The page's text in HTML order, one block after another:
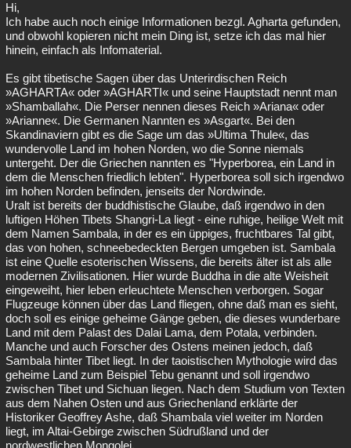
Hi,
Ich habe auch noch einige Informationen bezgl. Agharta gefunden,
und obwohl kopieren nicht mein Ding ist, setze ich das mal hier
hinein, einfach als Infomaterial.
Es gibt tibetische Sagen über das Unterirdischen Reich
»AGHARTA« oder »AGHARTI« und seine Hauptstadt nennt man
»Shamballah«. Die Perser nennen dieses Reich »Ariana« oder
»Arianne«. Die Germanen Nannten es »Asgart«. Bei den
Skandinaviern gibt es die Sage um das »Ultima Thule«, das
wundervolle Land im hohen Norden, wo die Sonne niemals
untergeht. Der die Griechen nannten es "Hyperborea, ein Land in
dem die Menschen friedlich lebten". Hyperborea soll sich irgendwo
im hohen Norden befinden, jenseits der Nordwinde.
Uralt ist bereits der buddhistische Glaube, daß irgendwo in den
luftigen Höhen Tibets Shangri-La liegt - eine ruhige, heilige Welt mit
dem Namen Sambala, in der es ein üppiges, fruchtbares Tal gibt,
das von hohen, schneebedeckten Bergen umgeben ist. Sambala
ist eine Quelle esoterischen Wissens, die bereits älter ist als alle
modernen Zivilisationen. Hier wurde Buddha in die alte Weisheit
eingeweiht, hier leben erleuchtete Menschen verborgen. Sogar
Flugzeuge können über das Land fliegen, ohne daß man es sieht,
doch soll es einige geheime Gänge geben, die dieses wunderbare
Land mit dem Palast des Dalai Lama, dem Potala, verbinden.
Manche und auch Forscher des Ostens meinen jedoch, daß
Sambala hinter Tibet liegt. In der taoistischen Mythologie wird das
geheime Land zum Beispiel Tebu genannt und soll irgendwo
zwischen Tibet und Sichuan liegen. Nach dem Studium von Texten
aus dem Nahen Osten und aus Griechenland erklärte der
Historiker Geoffrey Ashe, daß Shambala viel weiter im Norden
liegt, im Altai-Gebirge zwischen Südrußland und der
nordwestlichen Mongolei.